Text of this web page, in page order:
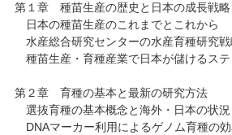
第１章 種苗生産の歴史と日本の成長戦略
日本の種苗生産のこれまでとこれから
水産総合研究センターの水産育種研究
種苗生産・育種産業で日本が儲けるス
第２章 育種の基本と最新の研究方法
選抜育種の基本概念と海外・日本の状況
DNAマーカー利用によるゲノム育種の